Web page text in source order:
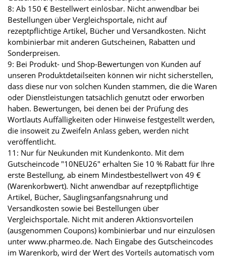
8: Ab 150 € Bestellwert einlösbar. Nicht anwendbar bei
Bestellungen über Vergleichsportale, nicht auf
rezeptpflichtige Artikel, Bücher und Versandkosten. Nicht
kombinierbar mit anderen Gutscheinen, Rabatten und
Sonderpreisen.
9: Bei Produkt- und Shop-Bewertungen von Kunden auf
unseren Produktdetailseiten können wir nicht sicherstellen,
dass diese nur von solchen Kunden stammen, die die Waren
oder Dienstleistungen tatsächlich genutzt oder erworben
haben. Bewertungen, bei denen bei der Prüfung des
Wortlauts Auffälligkeiten oder Hinweise festgestellt werden,
die insoweit zu Zweifeln Anlass geben, werden nicht
veröffentlicht.
11: Nur für Neukunden mit Kundenkonto. Mit dem
Gutscheincode "10NEU26" erhalten Sie 10 % Rabatt für Ihre
erste Bestellung, ab einem Mindestbestellwert von 49 €
(Warenkorbwert). Nicht anwendbar auf rezeptpflichtige
Artikel, Bücher, Säuglingsanfangsnahrung und
Versandkosten sowie bei Bestellungen über
Vergleichsportale. Nicht mit anderen Aktionsvorteilen
(ausgenommen Coupons) kombinierbar und nur einzulösen
unter www.pharmeo.de. Nach Eingabe des Gutscheincodes
im Warenkorb, wird der Wert des Vorteils automatisch vom